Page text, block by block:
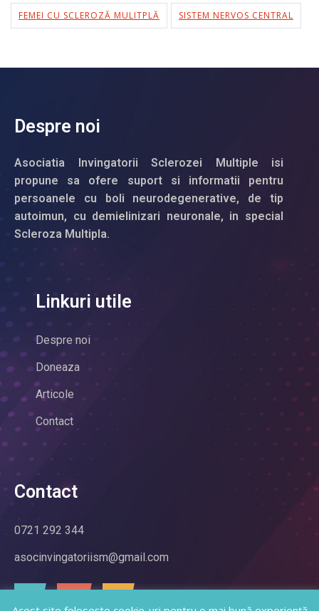
FEMEI CU SCLEROZĂ MULITPLĂ SISTEM NERVOS CENTRAL
Despre noi
Asociatia Invingatorii Sclerozei Multiple isi
propune sa ofere suport si informatii pentru
persoanele cu boli neurodegenerative, de tip
autoimun, cu demielinizari neuronale, in special
Scleroza Multipla.
Linkuri utile
Despre noi
Doneaza
Articole
Contact
Contact
0721 292 344
asocinvingatoriism@gmail.com